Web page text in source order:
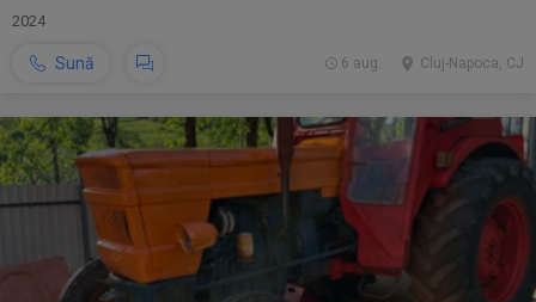
2024
Sună Cluj-Napoca, CJ
6 aug.